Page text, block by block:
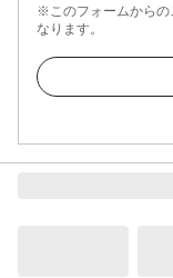
※このフォームからの
なります。